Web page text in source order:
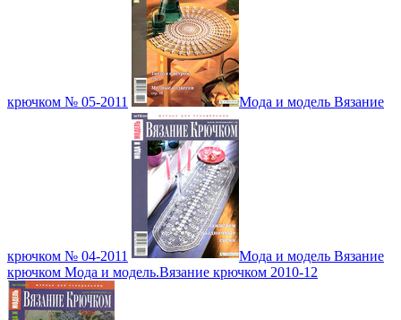
крючком № 05-2011 Мода и модель Вязание
крючком № 04-2011
Мода и модель Вязание
крючком Мода и модель.Вязание крючком 2010-12